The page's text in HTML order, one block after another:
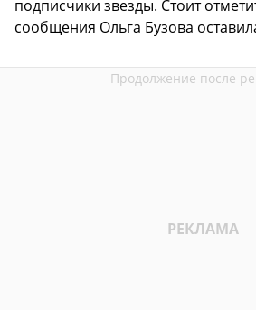
подписчики звезды. Стоит
сообщения Ольга Бузова